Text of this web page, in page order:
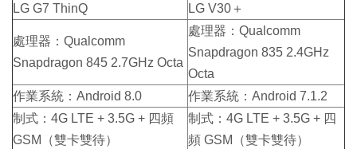
LG G7 ThinQ LG V30＋
處理器：Qualcomm
Snapdragon 845 2.7GHz Octa
處理器：Qualcomm
Snapdragon 835 2.4GHz
Octa
作業系統：Android 8.0
作業系統：Android 7.1.2
制式：4G LTE + 3.5G + 四頻
GSM（雙卡雙待）
制式：4G LTE + 3.5G + 四
頻 GSM（雙卡雙待）